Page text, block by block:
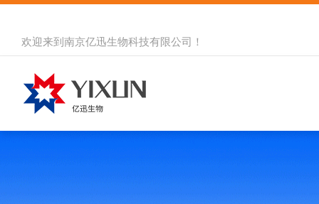
欢迎来到 南京亿迅生物科技有限公司 ！